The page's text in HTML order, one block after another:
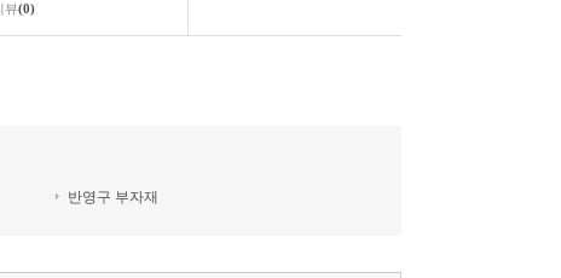
뷰(0)
반영구 부자재